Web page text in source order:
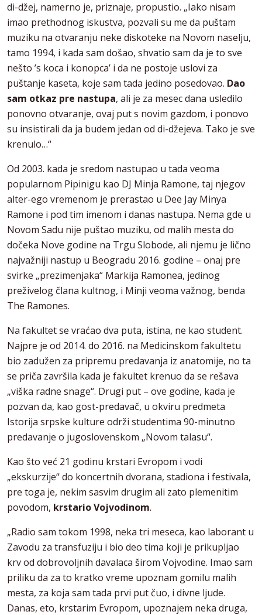
di-džej, namerno je, priznaje, propustio. „Iako nisam
imao prethodnog iskustva, pozvali su me da puštam
muziku na otvaranju neke diskoteke na Novom naselju,
tamo 1994, i kada sam došao, shvatio sam da je to sve
nešto ’s koca i konopca’ i da ne postoje uslovi za
puštanje kaseta, koje sam tada jedino posedovao. Dao
sam otkaz pre nastupa, ali je za mesec dana usledilo
ponovno otvaranje, ovaj put s novim gazdom, i ponovo
su insistirali da ja budem jedan od di-džejeva. Tako je sve
krenulo…“
Od 2003. kada je sredom nastupao u tada veoma
popularnom Pipinigu kao DJ Minja Ramone, taj njegov
alter-ego vremenom je prerastao u Dee Jay Minya
Ramone i pod tim imenom i danas nastupa. Nema gde u
Novom Sadu nije puštao muziku, od malih mesta do
dočeka Nove godine na Trgu Slobode, ali njemu je lično
najvažniji nastup u Beogradu 2016. godine – onaj pre
svirke „prezimenjaka“ Markija Ramonea, jedinog
preživelog člana kultnog, i Minji veoma važnog, benda
The Ramones.
Na fakultet se vraćao dva puta, istina, ne kao student.
Najpre je od 2014. do 2016. na Medicinskom fakultetu
bio zadužen za pripremu predavanja iz anatomije, no ta
se priča završila kada je fakultet krenuo da se rešava
„viška radne snage“. Drugi put – ove godine, kada je
pozvan da, kao gost-predavač, u okviru predmeta
Istorija srpske kulture održi studentima 90-minutno
predavanje o jugoslovenskom „Novom talasu“.
Kao što već 21 godinu krstari Evropom i vodi
„ekskurzije“ do koncertnih dvorana, stadiona i festivala,
pre toga je, nekim sasvim drugim ali zato plemenitim
povodom, krstario Vojvodinom.
„Radio sam tokom 1998, neka tri meseca, kao laborant u
Zavodu za transfuziju i bio deo tima koji je prikupljao
krv od dobrovoljnih davalaca širom Vojvodine. Imao sam
priliku da za to kratko vreme upoznam gomilu malih
mesta, za koja sam tada prvi put čuo, i divne ljude.
Danas, eto, krstarim Evropom, upoznajem neka druga,